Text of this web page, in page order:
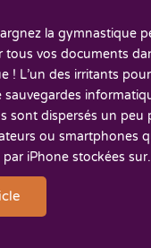
la gymnastique
tous vos documents
! L’un des irritants
sauvegardes
sont dispersés un peu
ou smartphones
par iPhone stockées